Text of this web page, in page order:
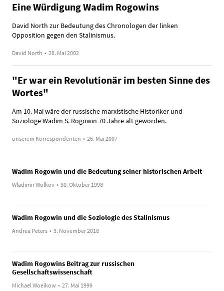
Eine Würdigung Wadim Rogowins
David North zur Bedeutung des Chronologen der linken
Opposition gegen den Stalinismus.
David North • 28. Mai 2002
"Er war ein Revolutionär im besten Sinne des
Wortes"
Am 10. Mai wäre der russische marxistische Historiker und
Soziologe Wadim S. Rogowin 70 Jahre alt geworden.
unserem Korrespondenten • 26. Mai 2007
Wadim Rogowin und die Bedeutung seiner historischen Arbeit
Wladimir Wolkov • 30. Oktober 1998
Wadim Rogowin und die Soziologie des Stalinismus
Andrea Peters • 3. November 2018
Wadim Rogowins Beitrag zur russischen
Gesellschaftswissenschaft
Michael Woeikow • 27. Mai 1999